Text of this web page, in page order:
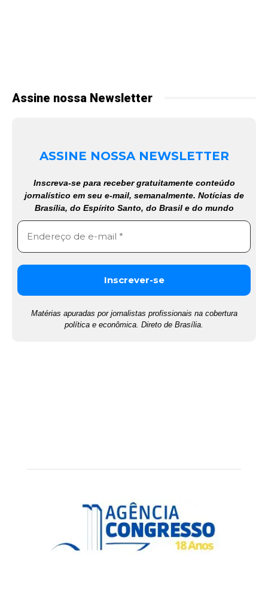
Assine nossa Newsletter
ASSINE NOSSA NEWSLETTER
Inscreva-se para receber gratuitamente conteúdo
jornalístico em seu e-mail, semanalmente. Notícias de
Brasília, do Espírito Santo, do Brasil e do mundo
Matérias apuradas por jornalistas profissionais na cobertura
política e econômica. Direto de Brasília.